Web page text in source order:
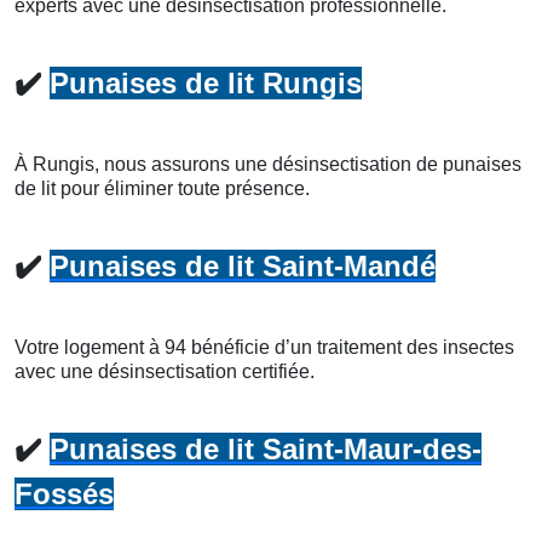
experts avec une désinsectisation professionnelle.
✔️ Punaises de lit Rungis
À Rungis, nous assurons une désinsectisation de punaises
de lit pour éliminer toute présence.
✔️ Punaises de lit Saint-Mandé
Votre logement à 94 bénéficie d’un traitement des insectes
avec une désinsectisation certifiée.
✔️ Punaises de lit Saint-Maur-des-
Fossés